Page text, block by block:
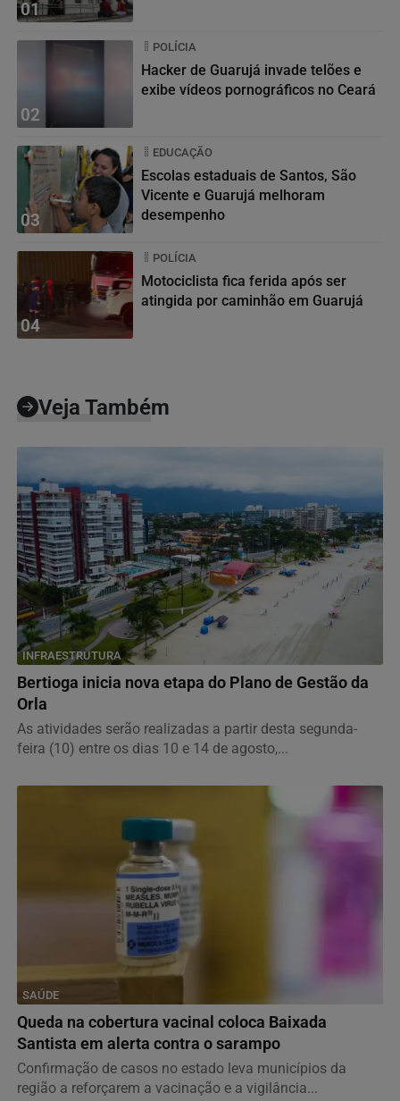
01
02
POLÍCIA
Hacker de Guarujá invade telões e
exibe vídeos pornográficos no Ceará
03
EDUCAÇÃO
Escolas estaduais de Santos, São
Vicente e Guarujá melhoram
desempenho
04
POLÍCIA
Motociclista fica ferida após ser
atingida por caminhão em Guarujá
Veja Também
INFRAESTRUTURA
Bertioga inicia nova etapa do Plano de Gestão da
Orla
As atividades serão realizadas a partir desta segunda-
feira (10) entre os dias 10 e 14 de agosto,...
SAÚDE
Queda na cobertura vacinal coloca Baixada
Santista em alerta contra o sarampo
Confirmação de casos no estado leva municípios da
região a reforçarem a vacinação e a vigilância...